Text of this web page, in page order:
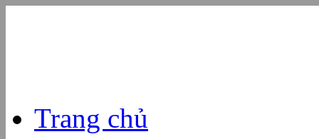
Trang chủ